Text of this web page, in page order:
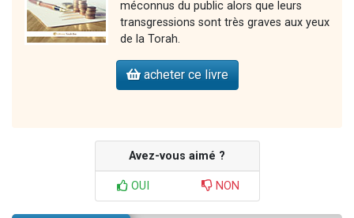
méconnus du public alors que leurs
transgressions sont très graves aux yeux
de la Torah.
acheter ce livre
Avez-vous aimé ?
OUI NON